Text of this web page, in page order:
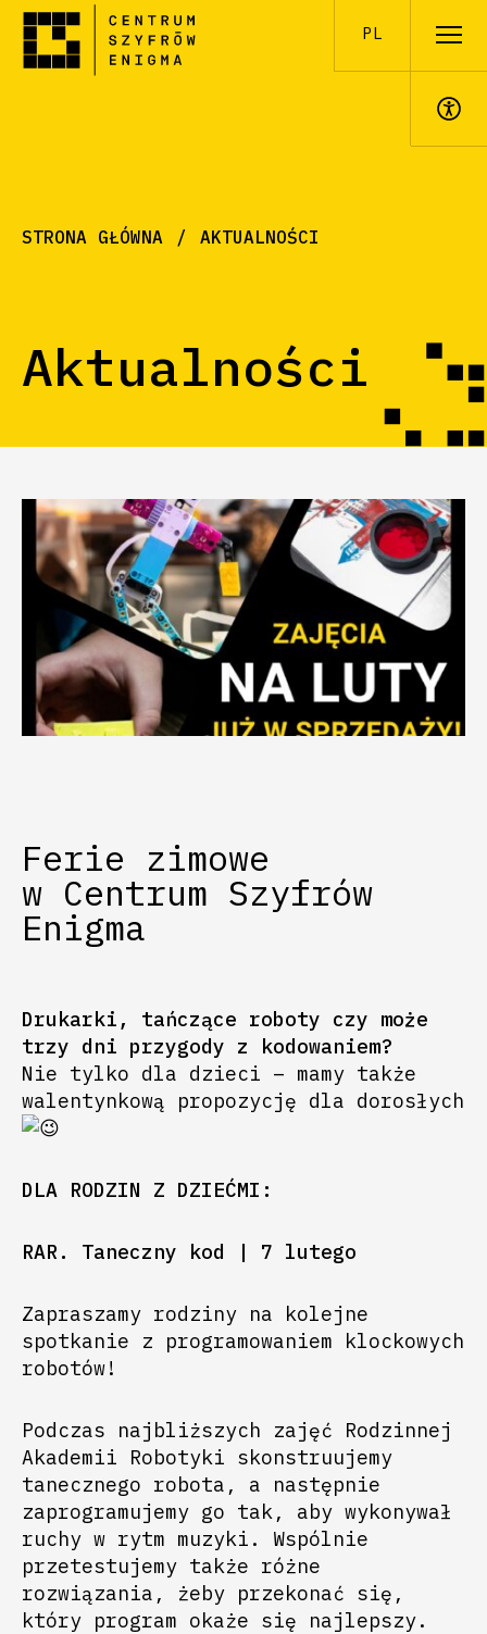
PL
STRONA GŁÓWNA AKTUALNOŚCI
Aktualności
Ferie zimowe
w Centrum Szyfrów
Enigma
Drukarki, tańczące roboty czy może
trzy dni przygody z kodowaniem?
Nie tylko dla dzieci – mamy także
walentynkową propozycję dla dorosłych
DLA RODZIN Z DZIEĆMI:
RAR. Taneczny kod | 7 lutego
Zapraszamy rodziny na kolejne
spotkanie z programowaniem klockowych
robotów!
Podczas najbliższych zajęć Rodzinnej
Akademii Robotyki skonstruujemy
tanecznego robota, a następnie
zaprogramujemy go tak, aby wykonywał
ruchy w rytm muzyki. Wspólnie
przetestujemy także różne
rozwiązania, żeby przekonać się,
który program okaże się najlepszy.